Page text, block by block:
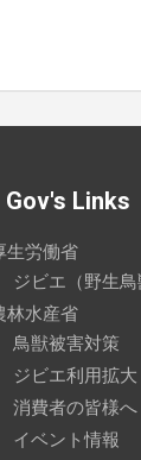
Gov's Links
生労働省
ジビエ（野生
林水産省
鳥獣被害対策
ジビエ利用拡大
消費者の皆様へ
イベント情報